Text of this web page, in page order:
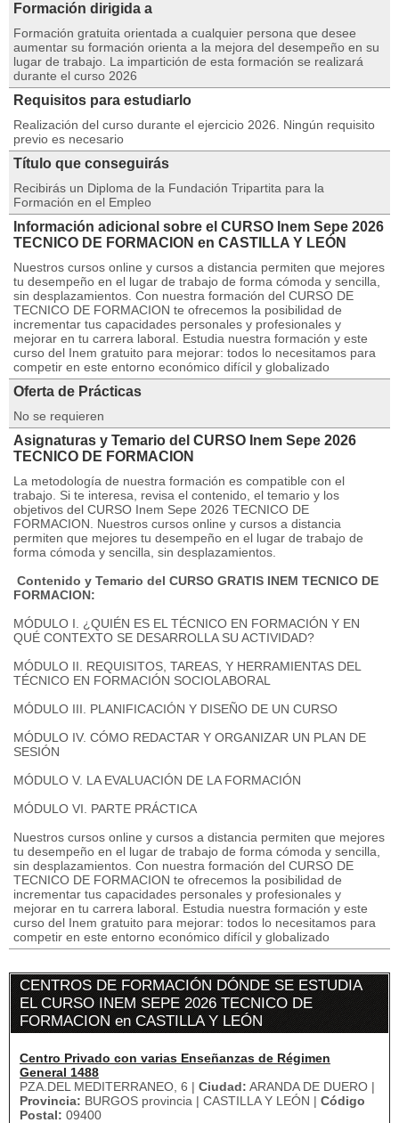
Formación dirigida a
Formación gratuita orientada a cualquier persona que desee
aumentar su formación orienta a la mejora del desempeño en su
lugar de trabajo. La impartición de esta formación se realizará
durante el curso 2026
Requisitos para estudiarlo
Realización del curso durante el ejercicio 2026. Ningún requisito
previo es necesario
Título que conseguirás
Recibirás un Diploma de la Fundación Tripartita para la
Formación en el Empleo
Información adicional sobre el CURSO Inem Sepe 2026
TECNICO DE FORMACION en CASTILLA Y LEÓN
Nuestros cursos online y cursos a distancia permiten que mejores
tu desempeño en el lugar de trabajo de forma cómoda y sencilla,
sin desplazamientos. Con nuestra formación del CURSO DE
TECNICO DE FORMACION te ofrecemos la posibilidad de
incrementar tus capacidades personales y profesionales y
mejorar en tu carrera laboral. Estudia nuestra formación y este
curso del Inem gratuito para mejorar: todos lo necesitamos para
competir en este entorno económico difícil y globalizado
Oferta de Prácticas
No se requieren
Asignaturas y Temario del CURSO Inem Sepe 2026
TECNICO DE FORMACION
La metodología de nuestra formación es compatible con el
trabajo. Si te interesa, revisa el contenido, el temario y los
objetivos del CURSO Inem Sepe 2026 TECNICO DE
FORMACION. Nuestros cursos online y cursos a distancia
permiten que mejores tu desempeño en el lugar de trabajo de
forma cómoda y sencilla, sin desplazamientos.
Contenido y Temario del CURSO GRATIS INEM TECNICO DE
FORMACION:
MÓDULO I. ¿QUIÉN ES EL TÉCNICO EN FORMACIÓN Y EN
QUÉ CONTEXTO SE DESARROLLA SU ACTIVIDAD?
MÓDULO II. REQUISITOS, TAREAS, Y HERRAMIENTAS DEL
TÉCNICO EN FORMACIÓN SOCIOLABORAL
MÓDULO III. PLANIFICACIÓN Y DISEÑO DE UN CURSO
MÓDULO IV. CÓMO REDACTAR Y ORGANIZAR UN PLAN DE
SESIÓN
MÓDULO V. LA EVALUACIÓN DE LA FORMACIÓN
MÓDULO VI. PARTE PRÁCTICA
Nuestros cursos online y cursos a distancia permiten que mejores
tu desempeño en el lugar de trabajo de forma cómoda y sencilla,
sin desplazamientos. Con nuestra formación del CURSO DE
TECNICO DE FORMACION te ofrecemos la posibilidad de
incrementar tus capacidades personales y profesionales y
mejorar en tu carrera laboral. Estudia nuestra formación y este
curso del Inem gratuito para mejorar: todos lo necesitamos para
competir en este entorno económico difícil y globalizado
CENTROS DE FORMACIÓN DÓNDE SE ESTUDIA
EL CURSO INEM SEPE 2026 TECNICO DE
FORMACION en CASTILLA Y LEÓN
Centro Privado con varias Enseñanzas de Régimen
General 1488
PZA.DEL MEDITERRANEO, 6 | Ciudad: ARANDA DE DUERO |
Provincia: BURGOS provincia | CASTILLA Y LEÓN | Código
Postal: 09400